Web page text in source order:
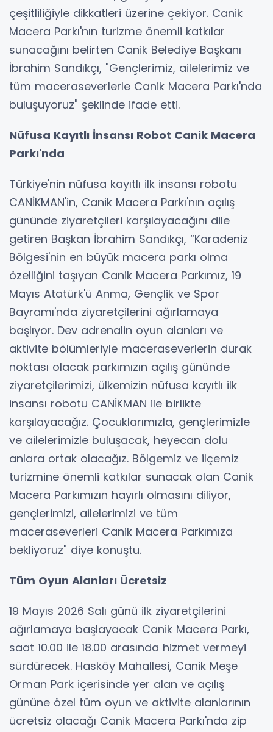
çeşitliliğiyle dikkatleri üzerine çekiyor. Canik
Macera Parkı'nın turizme önemli katkılar
sunacağını belirten Canik Belediye Başkanı
İbrahim Sandıkçı, "Gençlerimiz, ailelerimiz ve
tüm maceraseverlerle Canik Macera Parkı'nda
buluşuyoruz" şeklinde ifade etti.
Nüfusa Kayıtlı İnsansı Robot Canik Macera
Parkı'nda
Türkiye'nin nüfusa kayıtlı ilk insansı robotu
CANİKMAN'in, Canik Macera Parkı'nın açılış
gününde ziyaretçileri karşılayacağını dile
getiren Başkan İbrahim Sandıkçı, “Karadeniz
Bölgesi'nin en büyük macera parkı olma
özelliğini taşıyan Canik Macera Parkımız, 19
Mayıs Atatürk'ü Anma, Gençlik ve Spor
Bayramı'nda ziyaretçilerini ağırlamaya
başlıyor. Dev adrenalin oyun alanları ve
aktivite bölümleriyle maceraseverlerin durak
noktası olacak parkımızın açılış gününde
ziyaretçilerimizi, ülkemizin nüfusa kayıtlı ilk
insansı robotu CANİKMAN ile birlikte
karşılayacağız. Çocuklarımızla, gençlerimizle
ve ailelerimizle buluşacak, heyecan dolu
anlara ortak olacağız. Bölgemiz ve ilçemiz
turizmine önemli katkılar sunacak olan Canik
Macera Parkımızın hayırlı olmasını diliyor,
gençlerimizi, ailelerimizi ve tüm
maceraseverleri Canik Macera Parkımıza
bekliyoruz" diye konuştu.
Tüm Oyun Alanları Ücretsiz
19 Mayıs 2026 Salı günü ilk ziyaretçilerini
ağırlamaya başlayacak Canik Macera Parkı,
saat 10.00 ile 18.00 arasında hizmet vermeyi
sürdürecek. Hasköy Mahallesi, Canik Meşe
Orman Park içerisinde yer alan ve açılış
gününe özel tüm oyun ve aktivite alanlarının
ücretsiz olacağı Canik Macera Parkı'nda zip